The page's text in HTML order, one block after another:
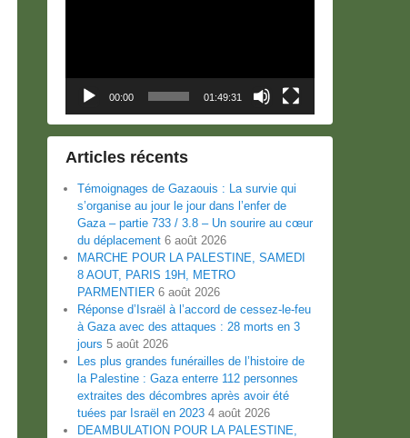
00:00 01:49:31
Articles récents
Témoignages de Gazaouis : La survie qui
s’organise au jour le jour dans l’enfer de
Gaza – partie 733 / 3.8 – Un sourire au cœur
du déplacement 6 août 2026
MARCHE POUR LA PALESTINE, SAMEDI
8 AOUT, PARIS 19H, METRO
PARMENTIER 6 août 2026
Réponse d’Israël à l’accord de cessez-le-feu
à Gaza avec des attaques : 28 morts en 3
jours 5 août 2026
Les plus grandes funérailles de l’histoire de
la Palestine : Gaza enterre 112 personnes
extraites des décombres après avoir été
tuées par Israël en 2023 4 août 2026
DEAMBULATION POUR LA PALESTINE,